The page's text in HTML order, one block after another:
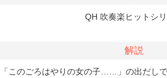
QH 吹奏楽ヒットシ
解説
「このごろはやりの女の子……」の出だし